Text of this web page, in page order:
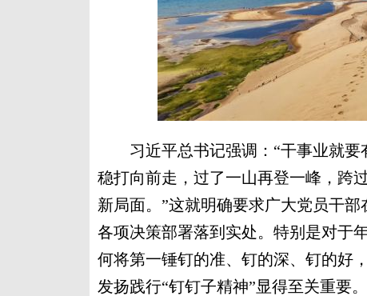
习近平总书记强调：“干事业就要
稳打向前走，过了一山再登一峰，跨
新局面。”这就明确要求广大党员干
各项决策部署落到实处。特别是对于
何将第一锤钉的准、钉的深、钉的好
发扬践行“钉钉子精神”显得至关重要